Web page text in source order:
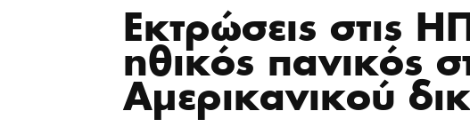
Εκτρώσεις στις
ηθικός πανικός
Αμερικανικού